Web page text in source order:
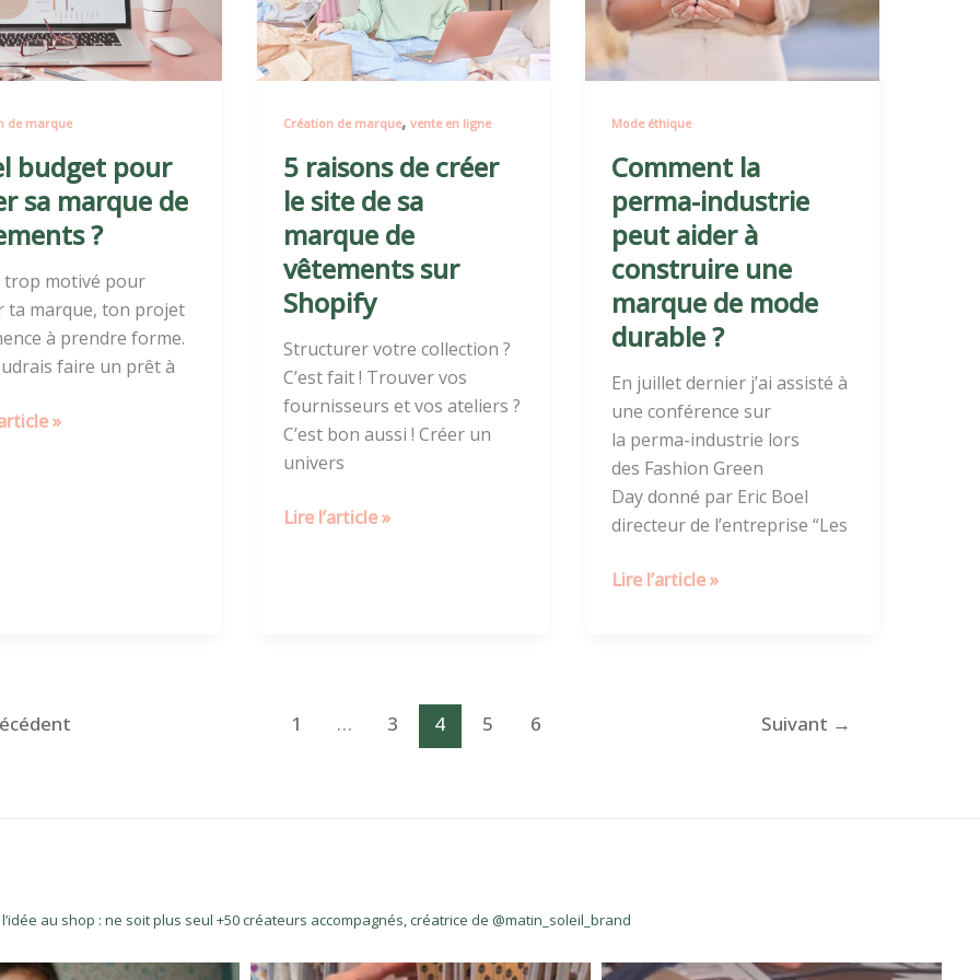
de marque
budget pour
sa marque de
?
trop motivé pour
ta marque, ton projet
à prendre forme.
faire un prêt à
»
Création de marque, vente en ligne
5 raisons de créer
le site de sa
marque de
vêtements sur
Shopify
Structurer votre collection ?
C’est fait ! Trouver vos
fournisseurs et vos ateliers ?
C’est bon aussi ! Créer un
univers
créer
le
site
sa
marque
de
vêtements
sur
Shopify
Lire l’article »
Mode éthique
Comment la
perma-industrie
peut aider à
construire une
marque de mode
durable ?
En juillet dernier j’ai assisté à
une conférence sur
la perma-industrie lors
des Fashion Green
Day donné par Eric Boel
directeur de l’entreprise “Les
industrie
peut
aider
construire
une
marque
de
mode
durable
?
Lire l’article »
1 … 3 4 5 6 Suivant →
au shop : ne soit plus seul +50 créateurs accompagnés, créatrice de @matin_soleil_brand